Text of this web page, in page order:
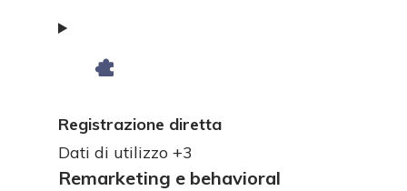
Registrazione diretta
Dati
Personali
Dati di utilizzo +3
Remarketing e behavioral